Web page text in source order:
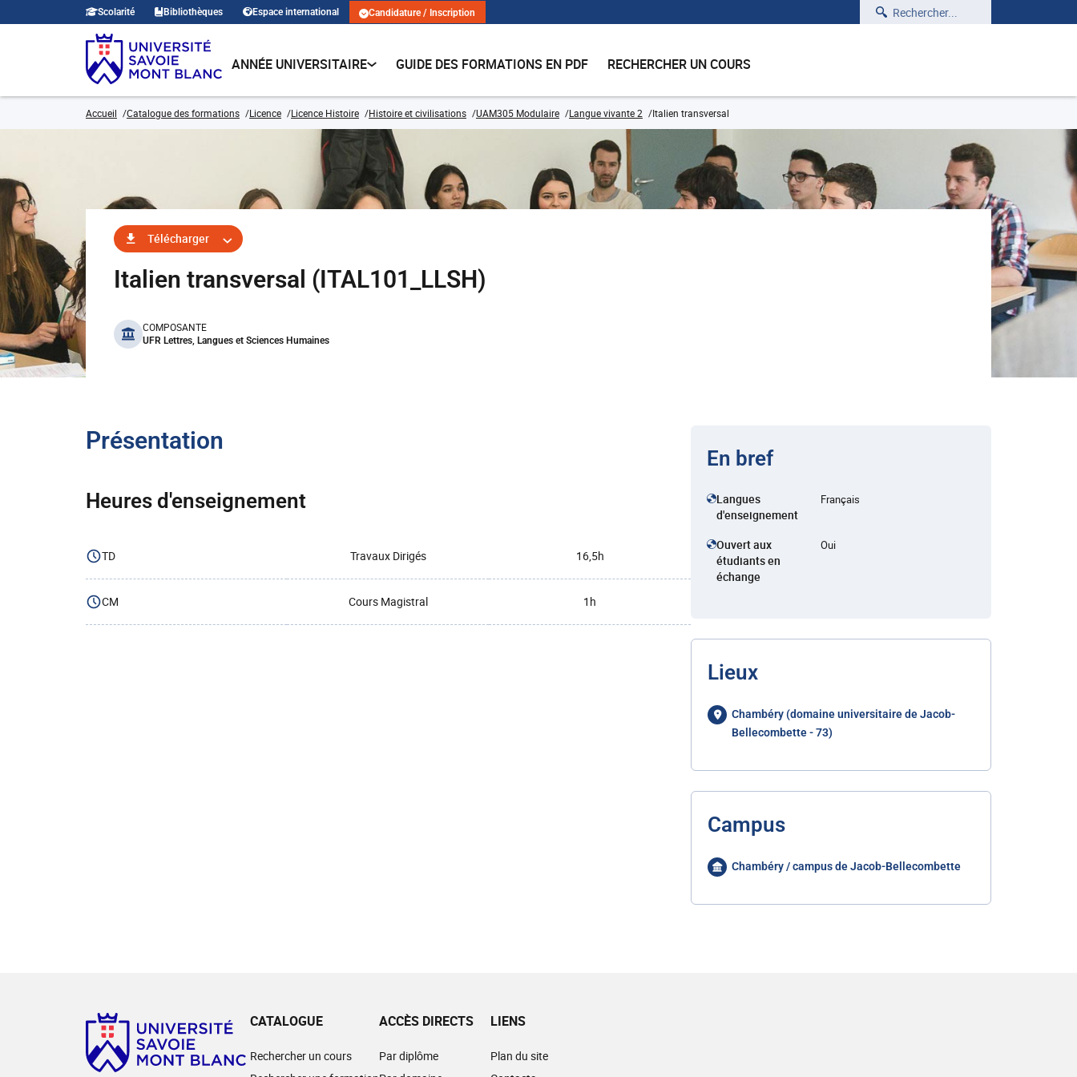
Scolarité Bibliothèques Espace international Candidature / Inscription Rechercher
ANNÉE UNIVERSITAIRE GUIDE DES FORMATIONS EN PDF RECHERCHER UN COURS
Accueil Catalogue des formations Licence Licence Histoire Histoire et civilisations UAM305 Modulaire Langue vivante 2 Italien transversal
Télécharger
Italien transversal (ITAL101_LLSH)
benefits
COMPOSANTE
UFR Lettres, Langues et Sciences Humaines
Présentation
Heures d'enseignement
TD Travaux Dirigés 16,5h
CM Cours Magistral 1h
En bref
Langues
d'enseignement
Français
Ouvert aux
étudiants en
échange
Oui
Lieux
Chambéry (domaine universitaire de Jacob-
Bellecombette - 73)
Campus
Chambéry / campus de Jacob-Bellecombette
CATALOGUE
Rechercher un cours
ACCÈS DIRECTS
Par diplôme
LIENS
Plan du site